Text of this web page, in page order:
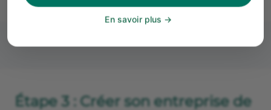
En savoir plus
Étape 3 : Créer son entreprise de